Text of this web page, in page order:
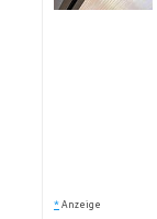
* Anzeige